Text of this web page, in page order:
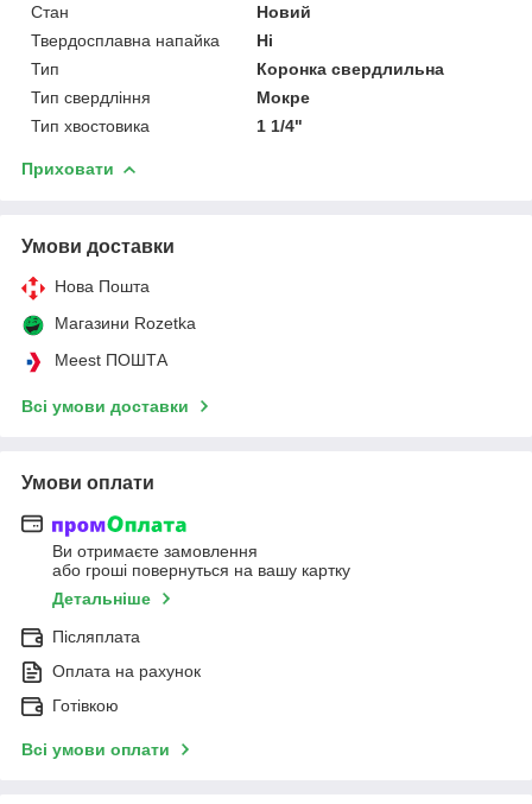
Стан
Новий
Твердосплавна напайка
Ні
Тип
Коронка свердлильна
Тип свердління
Мокре
Тип хвостовика
1 1/4"
Приховати
Умови доставки
Нова Пошта
Магазини Rozetka
Meest ПОШТА
Всі умови доставки
Умови оплати
Ви отримаєте замовлення
або гроші повернуться на вашу картку
Детальніше
Післяплата
Оплата на рахунок
Готівкою
Всі умови оплати